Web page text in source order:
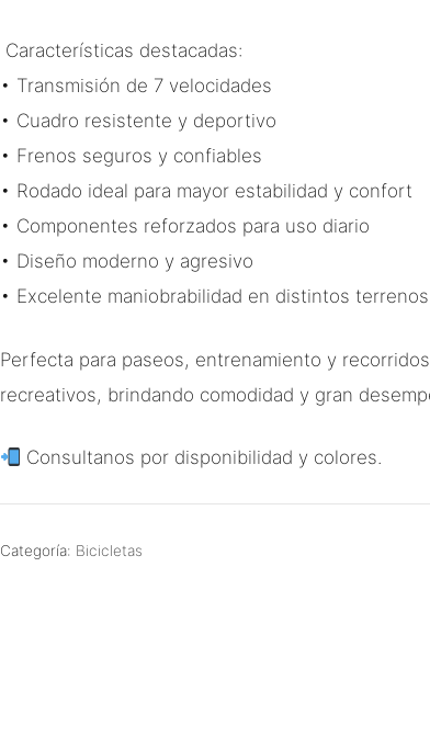
Características destacadas:
• Transmisión de 7 velocidades
• Cuadro resistente y deportivo
• Frenos seguros y confiables
• Rodado ideal para mayor estabilidad y confort
• Componentes reforzados para uso diario
• Diseño moderno y agresivo
• Excelente maniobrabilidad en distintos terrenos
Perfecta para paseos, entrenamiento y
recreativos, brindando comodidad y gran
Consultanos por disponibilidad y colores.
Categoría: Bicicletas